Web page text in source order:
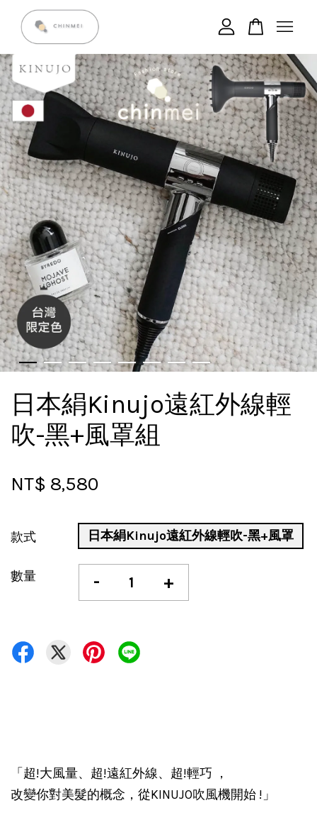
日本絹Kinujo遠紅外線輕
吹-黑+風罩組
NT$ 8,580
款式 日本絹Kinujo遠紅外線輕吹-黑+風罩
數量 - +
「超!大風量、超!遠紅外線、超!輕巧 ，
改變你對美髮的概念，從KINUJO吹風機開始 !」
您的購物車目前還是空的。
繼續購物